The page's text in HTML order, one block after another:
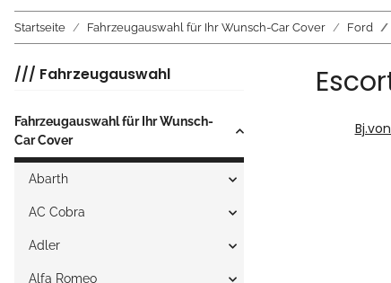
Startseite Fahrzeugauswahl für Ihr Wunsch-Car Cover Ford
/// Fahrzeugauswahl
Fahrzeugauswahl für Ihr Wunsch-
Car Cover
Abarth
AC Cobra
Adler
Alfa Romeo